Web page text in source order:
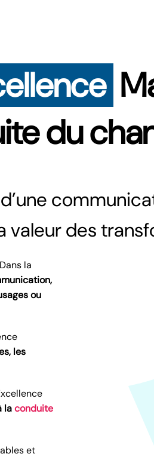
du
valeur des
la
ou
les
laconduite
et